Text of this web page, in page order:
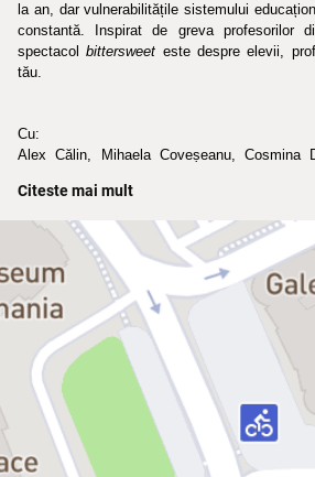
la an, dar vulnerabilitățile sistemului
constantă. Inspirat de greva profesorilor
spectacol bittersweet este despre elevii,
tău.
Cu:
Alex Călin, Mihaela Coveșeanu, Cosmina
Scenariul și regia: Gianina Cărbunariu
Scenografia: Adrian Ganea
Lighting design: Cristi Niculescu
Muzică originală: Oscar Ungvári
Mișcare scenică: Ioana Marchidan
Cameră / figurație: Andrei Ionescu
Producător delegat: Vasea Blohat
„Ce se poate întâmpla în două ore cu
putem face o evaluare a sistemului
să punem câteva întrebări. Discuțiile cu
Citeste mai mult